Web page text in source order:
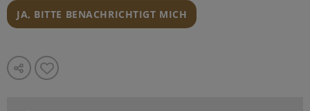
JA, BITTE BENACHRICHTIGT MICH